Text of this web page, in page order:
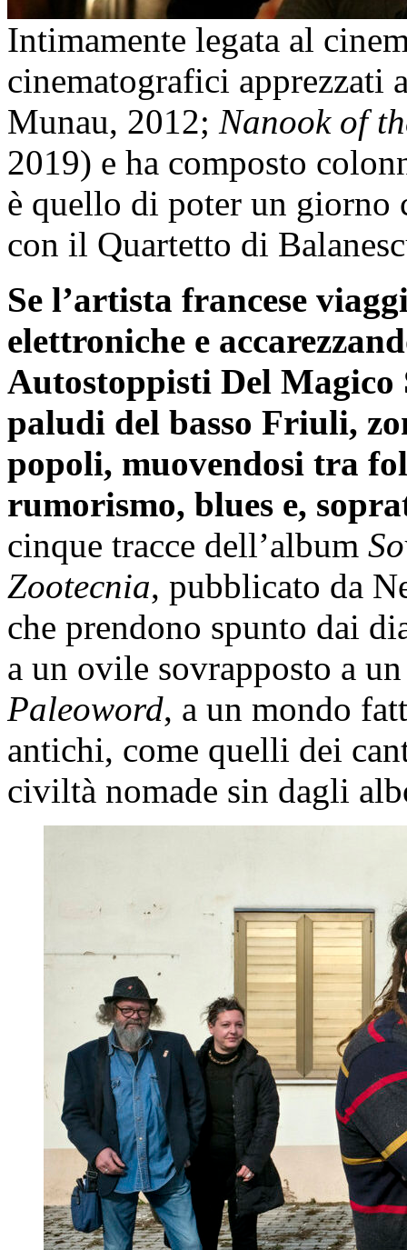
Intimamente legata al
cinematografici apprezzati
Munau, 2012; Nanook of
2019) e ha composto
è quello di poter un giorno
con il Quartetto di
Se l’artista francese
elettroniche e
Autostoppisti Del Magico
paludi del basso Friuli,
popoli, muovendosi tra
rumorismo, blues e,
cinque tracce dell’album
Zootecnia, pubblicato da
che prendono spunto dai
a un ovile sovrapposto a
Paleoword, a un mondo
antichi, come quelli dei
civiltà nomade sin dagli